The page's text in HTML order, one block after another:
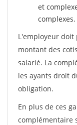
et
complexes.
L'employeur
montant des
salarié. La
les ayants droit
obligation.
En plus de ces
complémentaire